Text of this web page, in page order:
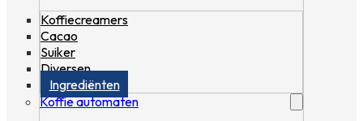
Koffiecreamers
Cacao
Suiker
Diversen
Ingrediënten
Koffie automaten